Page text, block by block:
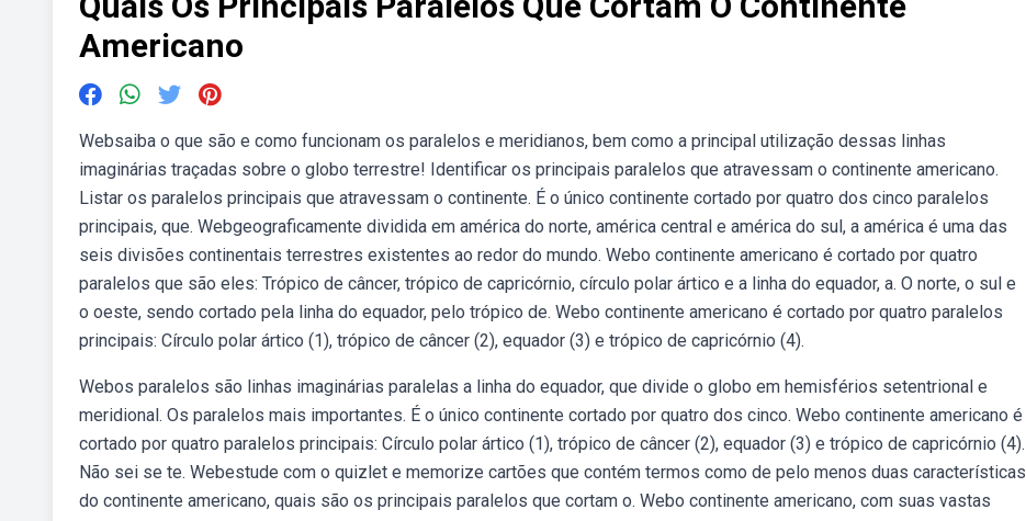
Americano
Websaiba o que são e como funcionam os paralelos e meridianos, bem como a principal utilização dessas linhas
imaginárias traçadas sobre o globo terrestre! Identificar os principais paralelos que atravessam o continente americano.
Listar os paralelos principais que atravessam o continente. É o único continente cortado por quatro dos cinco paralelos
principais, que. Webgeograficamente dividida em américa do norte, américa central e américa do sul, a américa é uma das
seis divisões continentais terrestres existentes ao redor do mundo. Webo continente americano é cortado por quatro
paralelos que são eles: Trópico de câncer, trópico de capricórnio, círculo polar ártico e a linha do equador, a. O norte, o sul e
o oeste, sendo cortado pela linha do equador, pelo trópico de. Webo continente americano é cortado por quatro paralelos
principais: Círculo polar ártico (1), trópico de câncer (2), equador (3) e trópico de capricórnio (4).
Webos paralelos são linhas imaginárias paralelas a linha do equador, que divide o globo em hemisférios setentrional e
meridional. Os paralelos mais importantes. É o único continente cortado por quatro dos cinco. Webo continente americano é
cortado por quatro paralelos principais: Círculo polar ártico (1), trópico de câncer (2), equador (3) e trópico de capricórnio (4).
Não sei se te. Webestude com o quizlet e memorize cartões que contém termos como de pelo menos duas características
do continente americano, quais são os principais paralelos que cortam o. Webo continente americano, com suas vastas